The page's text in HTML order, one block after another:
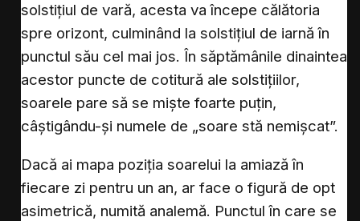
solstițiul de vară, acesta va începe călătoria
spre orizont, culminând la solstițiul de iarnă în
punctul său cel mai jos. În săptămânile dinaintea
acestor puncte de cotitură ale solstițiilor,
soarele pare să se miște foarte puțin,
câștigându-și numele de „soare stă nemișcat”.
Dacă ai mapa poziția soarelui la amiază în
fiecare zi pentru un an, ar face o figură de opt
asimetrică, numită analemă. Punctul în care se